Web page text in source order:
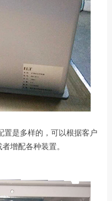
置是多样的，可以根据客户
增配各种装置。